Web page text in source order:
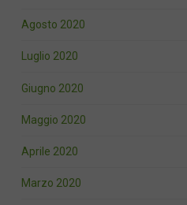
Agosto 2020
Luglio 2020
Giugno 2020
Maggio 2020
Aprile 2020
Marzo 2020